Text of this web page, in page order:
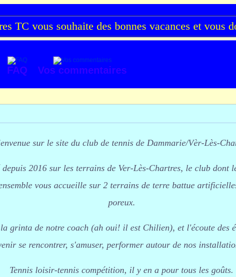
TC vous souhaite des bonnes vacances et vous
FAQ Vos commentaires
sur le site du club de tennis de Dammarie/Vèr-Lès-
2016 sur les terrains de Ver-Lès-Chartres, le club dont
vous accueille sur 2 terrains de terre battue
poreux.
grinta de notre coach (ah oui! il est Chilien), et l'écoute des
se rencontrer, s'amuser, performer autour de nos
Tennis loisir-tennis compétition, il y en a pour tous les goûts.